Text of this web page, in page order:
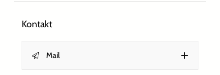
Kontakt
Mail